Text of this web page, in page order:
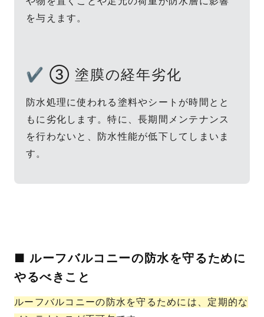
を与えます。
✔ ③ 塗膜の経年劣化
防水処理に使われる塗料やシートが時間とと
もに劣化します。特に、長期間メンテナンス
を行わないと、防水性能が低下してしまいま
す。
■ ルーフバルコニーの防水を守るために
やるべきこと
ルーフバルコニーの防水を守るためには、定期的な